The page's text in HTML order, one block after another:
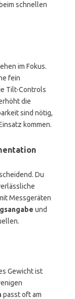
schnellen
im Fokus.
fein
Tilt-Controls
die
sind nötig,
kommen.
Du
Messgeräten
und
Gewicht ist
passt oft am